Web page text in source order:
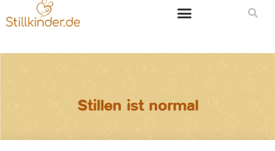
Stillen ist normal